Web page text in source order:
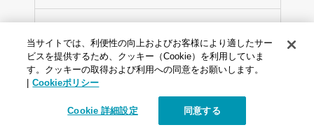
bkdc, bku, bkpa
サードパーティ
当サイトでは、利便性の向上およびお客様により適したサー
ビスを提供するため、クッキー（Cookie）を利用していま
す。クッキーの取得および利用への同意をお願いします。
Cookieポリシー
Cookie 詳細設定 同意する